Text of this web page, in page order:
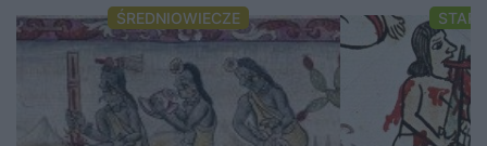
ŚREDNIOWIECZE